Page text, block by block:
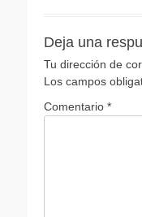
Deja una
Tu dirección de
Los campos
Comentario *